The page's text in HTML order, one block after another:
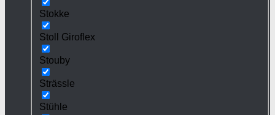
Stokke
Stoll Giroflex
Stouby
Strässle
Stühle